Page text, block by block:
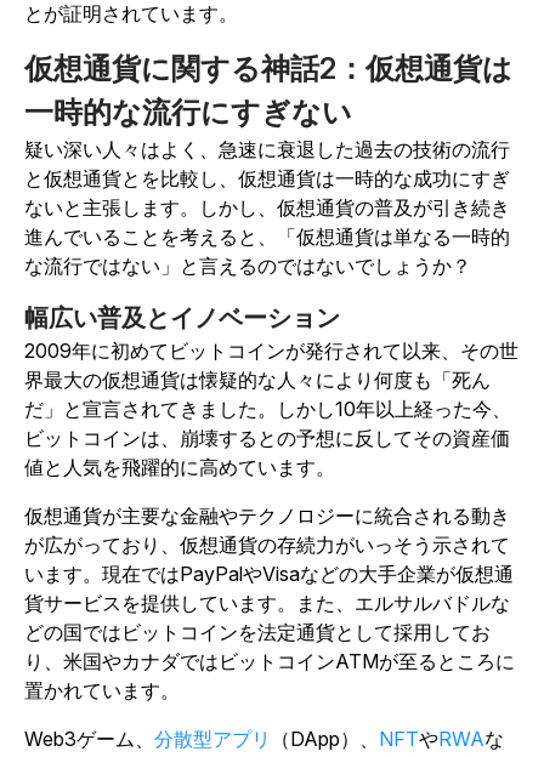
とが証明されています。
仮想通貨に関する神話2：仮想通貨は
一時的な流行にすぎない
疑い深い人々はよく、急速に衰退した過去の技術の流行
と仮想通貨とを比較し、仮想通貨は一時的な成功にすぎ
ないと主張します。しかし、仮想通貨の普及が引き続き
進んでいることを考えると、「仮想通貨は単なる一時的
な流行ではない」と言えるのではないでしょうか？
幅広い普及とイノベーション
2009年に初めてビットコインが発行されて以来、その世
界最大の仮想通貨は懐疑的な人々により何度も「死ん
だ」と宣言されてきました。しかし10年以上経った今、
ビットコインは、崩壊するとの予想に反してその資産価
値と人気を飛躍的に高めています。
仮想通貨が主要な金融やテクノロジーに統合される動き
が広がっており、仮想通貨の存続力がいっそう示されて
います。現在ではPayPalやVisaなどの大手企業が仮想通
貨サービスを提供しています。また、エルサルバドルな
どの国ではビットコインを法定通貨として採用してお
り、米国やカナダではビットコインATMが至るところに
置かれています。
Web3ゲーム、 分散型アプリ （DApp）、 NFTやRWAな